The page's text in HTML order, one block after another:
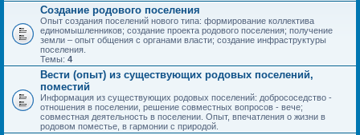
Создание родового поселения
Опыт создания поселений нового типа: формирование коллектива
единомышленников; создание проекта родового поселения; получение
земли – опыт общения с органами власти; создание инфраструктуры
поселения.
Темы: 4
Вести (опыт) из существующих родовых поселений,
поместий
Информация из существующих родовых поселений: добрососедство -
отношения в поселении, решение совместных вопросов - вече;
совместная деятельность в поселении. Опыт, впечатления о жизни в
родовом поместье, в гармонии с природой.